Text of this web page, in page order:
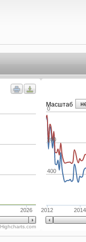
2026
Highcharts.com
Маcштаб
2012 2014
0
200
400